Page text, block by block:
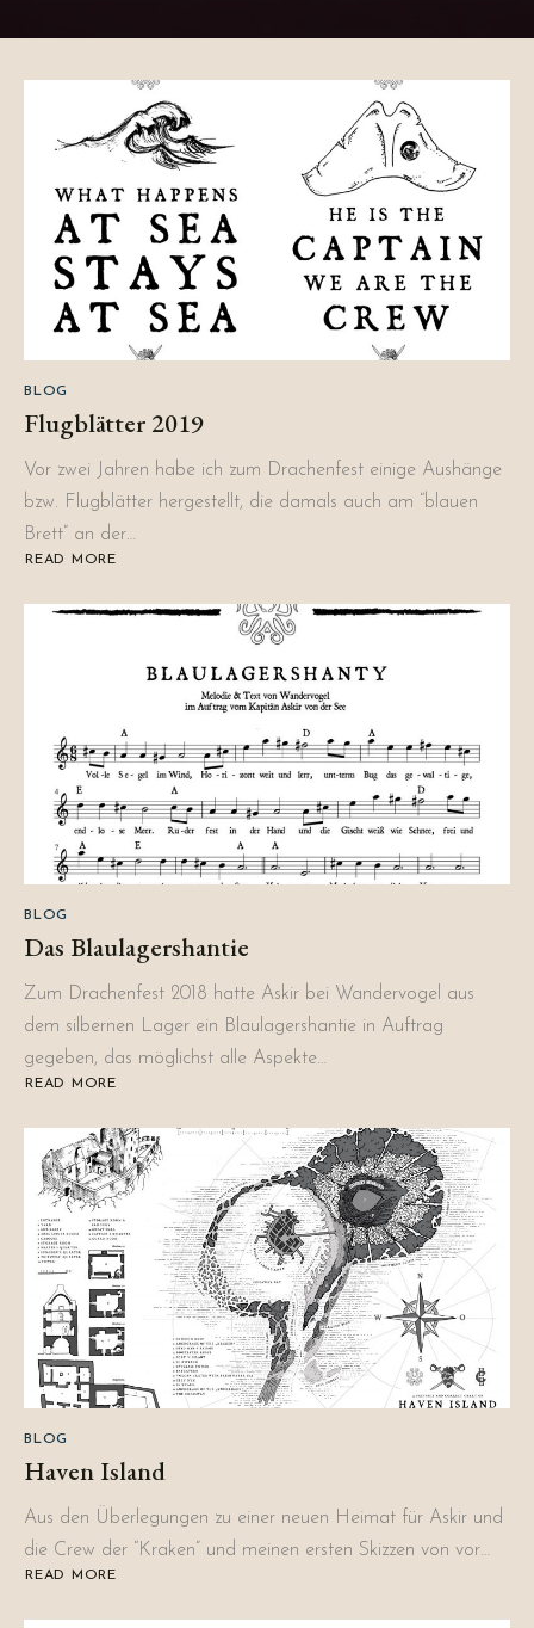
BLOG
Flugblätter 2019
Vor zwei Jahren habe ich zum Drachenfest einige Aushänge
bzw. Flugblätter hergestellt, die damals auch am “blauen
Brett” an der…
READ MORE
ABOUT
BLOG
Das Blaulagershantie
Zum Drachenfest 2018 hatte Askir bei Wandervogel aus
dem silbernen Lager ein Blaulagershantie in Auftrag
gegeben, das möglichst alle Aspekte…
READ MORE
ABOUT
BLOG
Haven Island
Aus den Überlegungen zu einer neuen Heimat für Askir und
die Crew der “Kraken” und meinen ersten Skizzen von vor…
READ MORE
ABOUT